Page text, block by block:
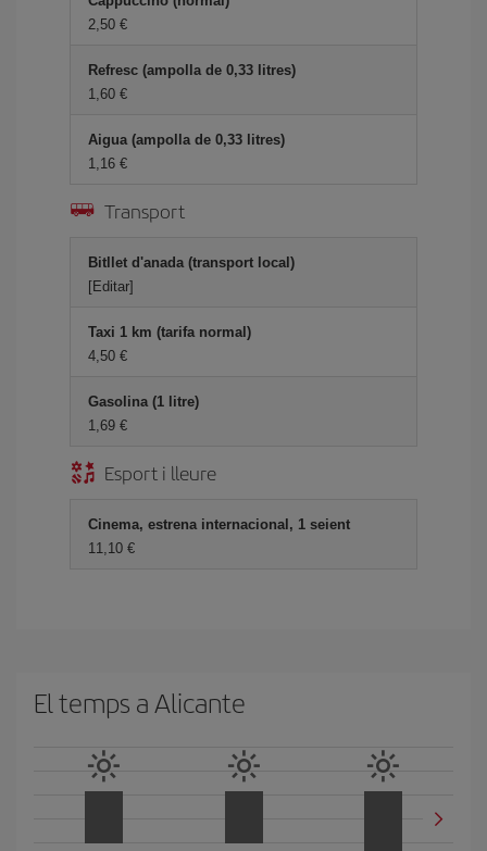
2,50
Refresc (ampolla de 0,33 litres)
1,60
Aigua (ampolla de 0,33 litres)
1,16
Transport
Bitllet d'anada (transport local)
[Editar]
Taxi 1 km (tarifa normal)
4,50
Gasolina (1 litre)
1,69
Esport i lleure
Cinema, estrena internacional, 1 seient
11,10
El temps a Alicante